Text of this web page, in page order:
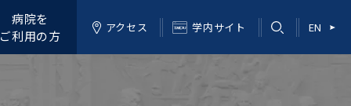
病院を
ご利用の方
アクセス 学内サイト EN